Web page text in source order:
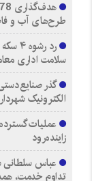
طرح‌های آب و
رد
سلامت اداری
گذر
الکترونیک
عملیات
زاینده‌رود
عباس سلطانی
تداوم خدمت،